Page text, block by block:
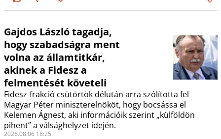
Gajdos László tagadja,
hogy szabadságra ment
volna az államtitkár,
akinek a Fidesz a
felmentését követeli
Fidesz-frakció csütörtök délután arra szólította fel
Magyar Péter miniszterelnököt, hogy bocsássa el
Kelemen Ágnest, aki információik szerint „külföldön
pihent” a válsághelyzet idején.
2026.08.06 18:25